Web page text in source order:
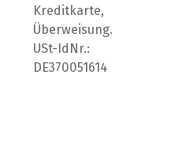
Kreditkarte,
Überweisung.
USt-IdNr.:
DE370051614